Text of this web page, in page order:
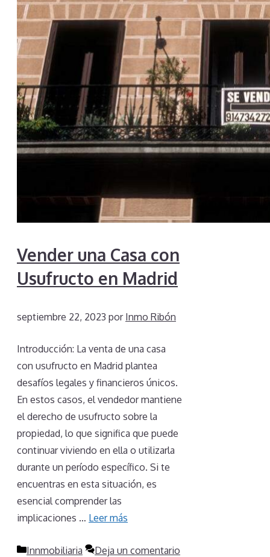
Vender una Casa con
Usufructo en Madrid
septiembre 22, 2023 por Inmo Ribón
Introducción: La venta de una casa
con usufructo en Madrid plantea
desafíos legales y financieros únicos.
En estos casos, el vendedor mantiene
el derecho de usufructo sobre la
propiedad, lo que significa que puede
continuar viviendo en ella o utilizarla
durante un período específico. Si te
encuentras en esta situación, es
esencial comprender las
implicaciones … Leer más
Categorías
Innmobiliaria Deja un comentario